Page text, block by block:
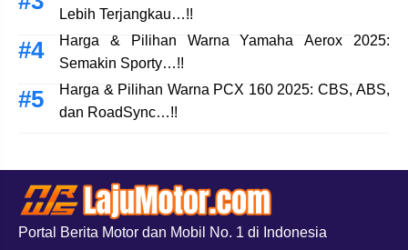
Lebih Terjangkau…!!
Harga & Pilihan Warna Yamaha Aerox 2025:
Semakin Sporty…!!
Harga & Pilihan Warna PCX 160 2025: CBS, ABS,
dan RoadSync…!!
Portal Berita Motor dan Mobil No. 1 di Indonesia